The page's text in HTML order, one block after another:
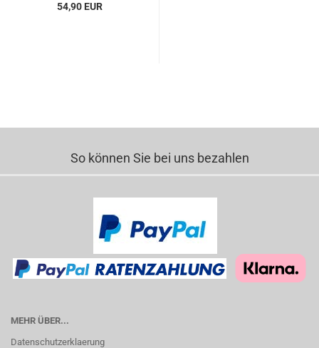
54,90 EUR
So können Sie bei uns bezahlen
MEHR ÜBER...
Datenschutzerklaerung